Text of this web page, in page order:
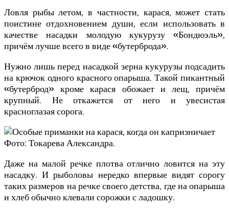
Ловля рыбы летом, в частности, карася, может стать
поистине отдохновением души, если использовать в
качестве насадки молодую кукурузу «Бондюэль»,
причём лучше всего в виде «бутерброда».
Нужно лишь перед насадкой зерна кукурузы подсадить
на крючок одного красного опарыша. Такой пикантный
«бутерброд» кроме карася обожает и лещ, причём
крупный. Не откажется от него и увесистая
красноглазая сорога.
Фото: Токарева Александра.
Даже на малой речке плотва отлично ловится на эту
насадку. И рыболовы нередко впервые видят сорогу
таких размеров на речке своего детства, где на опарыша
и хлеб обычно клевали сорожки с ладошку.